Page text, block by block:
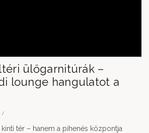
ülőgarnitúrák –
lounge hangulatot a
tér – hanem a pihenés központja